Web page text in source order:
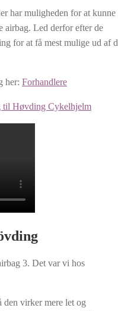
har muligheden for at kunne
airbag. Led derfor efter de
for at få mest mulige ud af
her: Forhandlere
til Høvding Cykelhjelm
3. Det var vi hos
den virker mere let og